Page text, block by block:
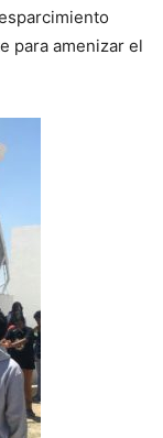
para amenizar el